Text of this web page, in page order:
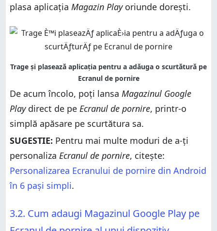
plasa aplicația Magazin Playoriunde dorești.
De acum încolo, poți lansa Magazinul Google
Playdirect de pe Ecranul de pornire, printr-o
simplă apăsare pe scurtătura sa.
SUGESTIE: Pentru mai multe moduri de a-ți
personaliza Ecranul de pornire, citește:
Personalizarea Ecranului de pornire din Android
în 6 pași simpli.
3.2. Cum adaugi Magazinul Google Play pe